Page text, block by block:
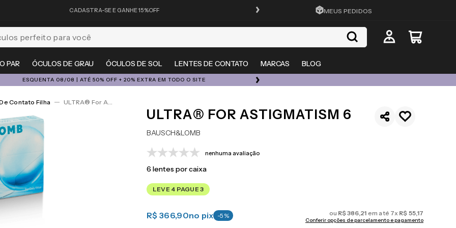
CADASTRA-SE E GANHE 15%OFF FRETE GRÁTIS EM TODO O SITE
MEUS PEDIDOS
PAR ÓCULOS DE GRAU ÓCULOS DE SOL LENTES DE CONTATO MARCAS BLOG
para você
ESQUENTA 08/08 | ATÉ 50% OFF + 20% EXTRA EM TODO O SITE ÓCULOS DE GRAU, SOL E LENTES COM ATÉ 50% OFF + 20% EXTRA
Contato Filha ULTRA® For Astigmatism 6
ULTRA® FOR ASTIGMATISM 6
BAUSCH&LOMB
nenhuma avaliação
6 lentes por caixa
LEVE 4 PAGUE 3
R$ 366,90no pix -5 % ou R$386,21 em até 7x R$ 55,17
Conferir opções de parcelamento e pagamento